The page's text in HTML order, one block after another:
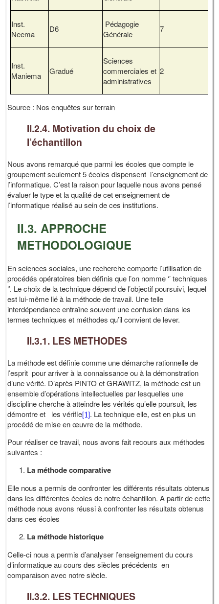
Inst.
Neema
D6
Pédagogie
Générale
7
Inst.
Maniema
Gradué
Sciences
commerciales et
administratives
2
Source : Nos enquêtes sur terrain
II.2.4. Motivation du choix de
l’échantillon
Nous avons remarqué que parmi les écoles que compte le
groupement seulement 5 écoles dispensent l’enseignement de
l’informatique. C’est la raison pour laquelle nous avons pensé
évaluer le type et la qualité de cet enseignement de
l’informatique réalisé au sein de ces institutions.
II.3. APPROCHE
METHODOLOGIQUE
En sciences sociales, une recherche comporte l’utilisation de
procédés opératoires bien définis que l’on nomme ‘’ techniques
‘’. Le choix de la technique dépend de l’objectif poursuivi, lequel
est lui-même lié à la méthode de travail. Une telle
interdépendance entraîne souvent une confusion dans les
termes techniques et méthodes qu’il convient de lever.
II.3.1. LES METHODES
La méthode est définie comme une démarche rationnelle de
l’esprit pour arriver à la connaissance ou à la démonstration
d’une vérité. D’après PINTO et GRAWITZ, la méthode est un
ensemble d’opérations intellectuelles par lesquelles une
discipline cherche à atteindre les vérités qu’elle poursuit, les
démontre et les vérifie[1]. La technique elle, est en plus un
procédé de mise en œuvre de la méthode.
Pour réaliser ce travail, nous avons fait recours aux méthodes
suivantes :
La méthode comparative
Elle nous a permis de confronter les différents résultats obtenus
dans les différentes écoles de notre échantillon. A partir de cette
méthode nous avons réussi à confronter les résultats obtenus
dans ces écoles
La méthode historique
Celle-ci nous a permis d’analyser l’enseignement du cours
d’informatique au cours des siècles précédents en
comparaison avec notre siècle.
II.3.2. LES TECHNIQUES